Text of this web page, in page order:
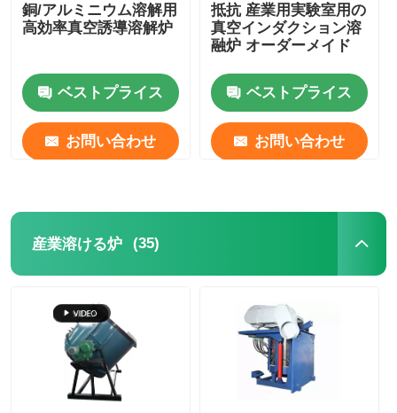
銅/アルミニウム溶解用
高効率真空誘導溶解炉
ベストプライス
お問い合わせ
抵抗 産業用実験室用の
真空インダクション溶
融炉 オーダーメイド
ベストプライス
お問い合わせ
産業溶ける炉 (35)